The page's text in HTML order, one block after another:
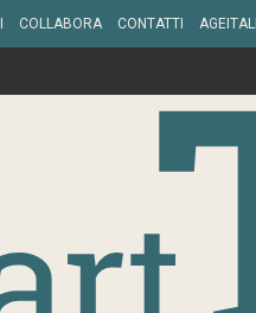
COLLABORA CONTATTI